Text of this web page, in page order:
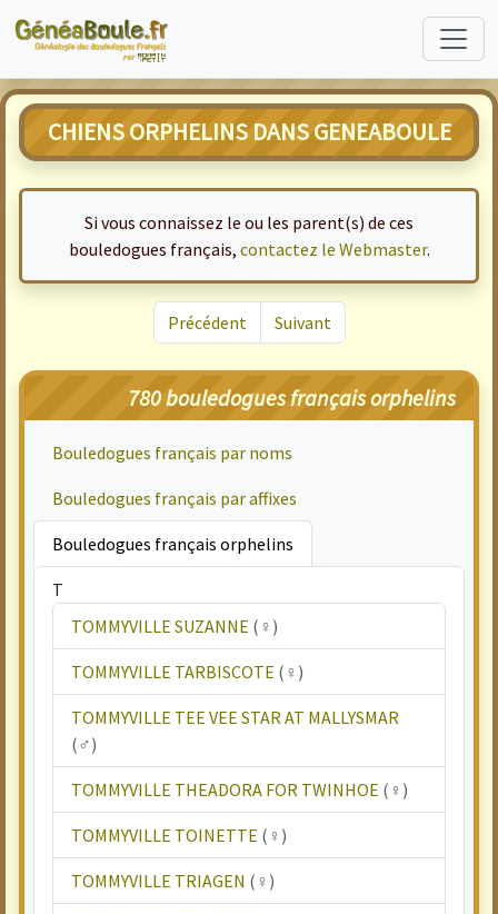
CHIENS ORPHELINS DANS GENEABOULE
Si vous connaissez le ou les parent(s) de ces
bouledogues français, contactez le Webmaster.
Précédent Suivant
780 bouledogues français orphelins
Bouledogues français par noms
Bouledogues français par affixes
Bouledogues français orphelins
T
TOMMYVILLE SUZANNE (♀)
TOMMYVILLE TARBISCOTE (♀)
TOMMYVILLE TEE VEE STAR AT MALLYSMAR
(♂)
TOMMYVILLE THEADORA FOR TWINHOE (♀)
TOMMYVILLE TOINETTE (♀)
TOMMYVILLE TRIAGEN (♀)